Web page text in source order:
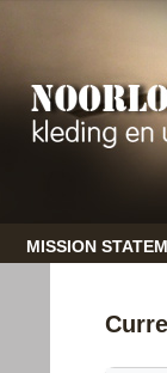
MISSION